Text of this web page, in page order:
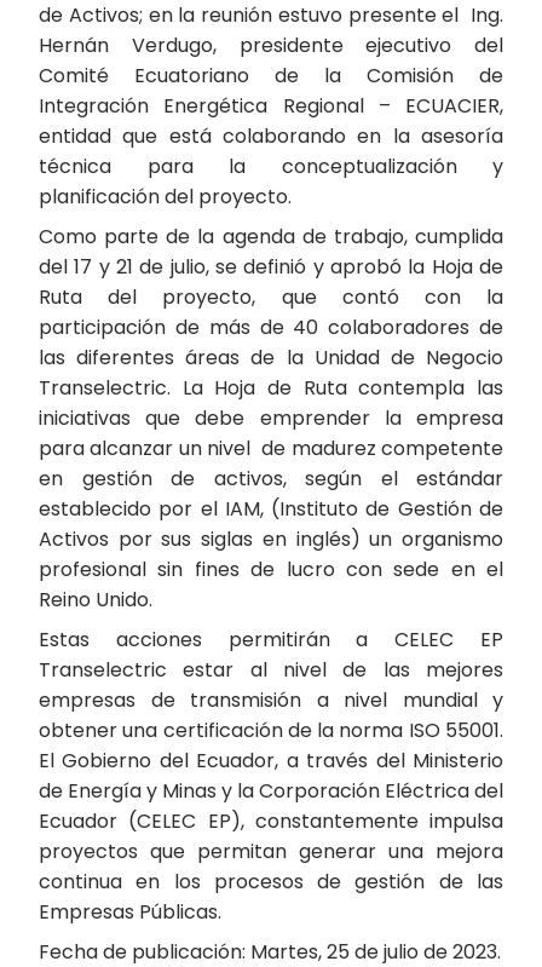
de Activos; en la reunión estuvo presente el Ing.
Hernán Verdugo, presidente ejecutivo del
Comité Ecuatoriano de la Comisión de
Integración Energética Regional – ECUACIER,
entidad que está colaborando en la asesoría
técnica para la conceptualización y
planificación del proyecto.
Como parte de la agenda de trabajo, cumplida
del 17 y 21 de julio, se definió y aprobó la Hoja de
Ruta del proyecto, que contó con la
participación de más de 40 colaboradores de
las diferentes áreas de la Unidad de Negocio
Transelectric. La Hoja de Ruta contempla las
iniciativas que debe emprender la empresa
para alcanzar un nivel de madurez competente
en gestión de activos, según el estándar
establecido por el IAM, (Instituto de Gestión de
Activos por sus siglas en inglés) un organismo
profesional sin fines de lucro con sede en el
Reino Unido.
Estas acciones permitirán a CELEC EP
Transelectric estar al nivel de las mejores
empresas de transmisión a nivel mundial y
obtener una certificación de la norma ISO 55001.
El Gobierno del Ecuador, a través del Ministerio
de Energía y Minas y la Corporación Eléctrica del
Ecuador (CELEC EP), constantemente impulsa
proyectos que permitan generar una mejora
continua en los procesos de gestión de las
Empresas Públicas.
Fecha de publicación: Martes, 25 de julio de 2023.